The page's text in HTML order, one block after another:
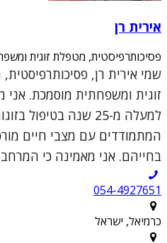
אירית רן
פסיכותרפיסטית, מטפלת זוגית
שמי אירית רן,
זוגית ומשפחתית מוסמכת. אני
למעלה מ-25 שנה
המתמודדים עם מצבי חיים
בחייהם. אני מאמינה כי
054-4927651
כרמיאל, ישראל